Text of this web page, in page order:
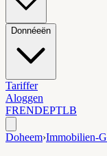
Donnéeën
Tariffer
Aloggen
FRENDEPTLB
Doheem›Immobilien-